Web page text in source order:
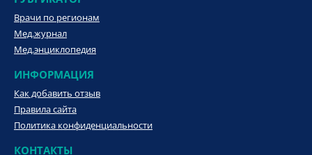
Врачи по регионам
Мед.журнал
Мед.энциклопедия
ИНФОРМАЦИЯ
Как добавить отзыв
Правила сайта
Политика конфиденциальности
КОНТАКТЫ